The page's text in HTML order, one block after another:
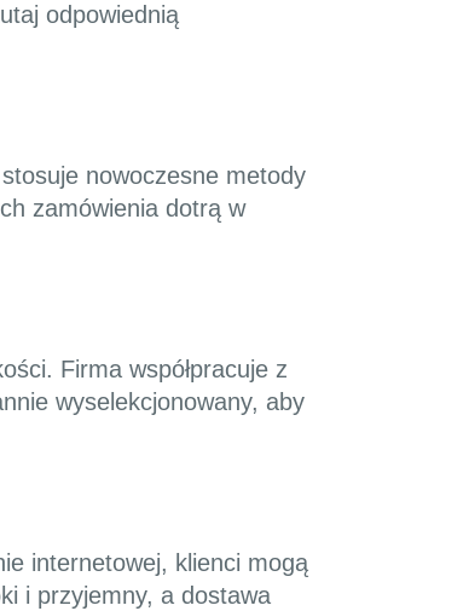
odpowiednią
nowoczesne metody
zamówienia dotrą w
Firma współpracuje z
wyselekcjonowany, aby
internetowej, klienci mogą
i przyjemny, a dostawa